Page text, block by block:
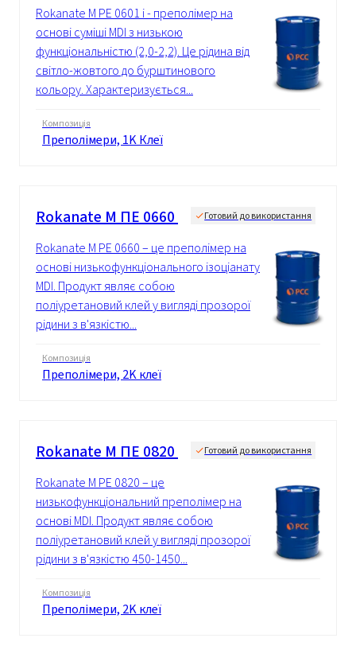
Rokanate M PE 0601 i - преполімер на
основі суміші MDI з низькою
функціональністю (2,0-2,2). Це рідина від
світло-жовтого до бурштинового
кольору. Характеризується...
Композиція
Преполімери, 1K Клеї
Rokanate М ПЕ 0660 Готовий до використання
Rokanate M PE 0660 – це преполімер на
основі низькофункціонального ізоціанату
MDI. Продукт являє собою
поліуретановий клей у вигляді прозорої
рідини з в'язкістю...
Композиція
Преполімери, 2K клеї
Rokanate М ПЕ 0820 Готовий до використання
Rokanate M PE 0820 – це
низькофункціональний преполімер на
основі MDI. Продукт являє собою
поліуретановий клей у вигляді прозорої
рідини з в'язкістю 450-1450...
Композиція
Преполімери, 2K клеї